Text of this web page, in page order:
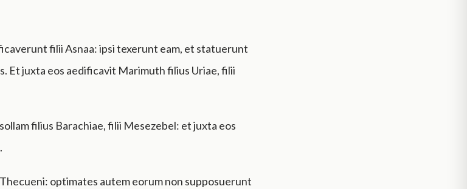
filii Asnaa: ipsi texerunt eam, et statuerunt
Et juxta eos aedificavit Marimuth filius Uriae, filii
filius Barachiae, filii Mesezebel: et juxta eos
optimates autem eorum non supposuerunt